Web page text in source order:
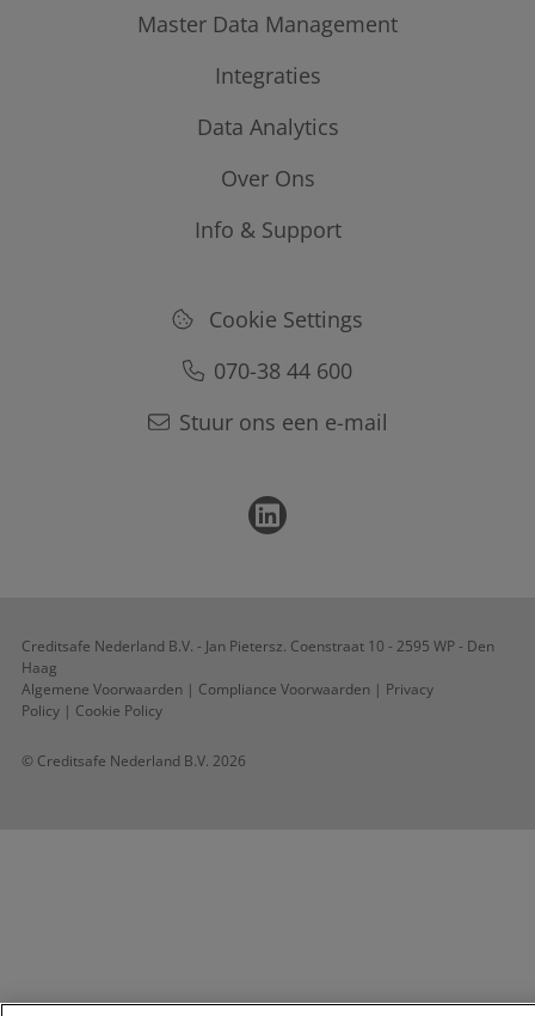
Business Index
Ledger Insights
Prospects
Master Data Management
Data Clean
Index files
Integraties
Connect API
Data Analytics
Kredietscoremodel
Over Ons
GraydonCreditsafe
Bouwen aan de toekomst van betrouwbare data met AI
Info & Support
Help Hub
Contact
Studentenaanvragen
Cookie Settings
070-38 44 600
Stuur ons een e-mail
Creditsafe Nederland B.V. - Jan Pietersz. Coenstraat 10 - 2595 WP - Den
Haag
Algemene Voorwaarden| Compliance Voorwaarden| Privacy
Policy| Cookie Policy
© Creditsafe Nederland B.V. 2026